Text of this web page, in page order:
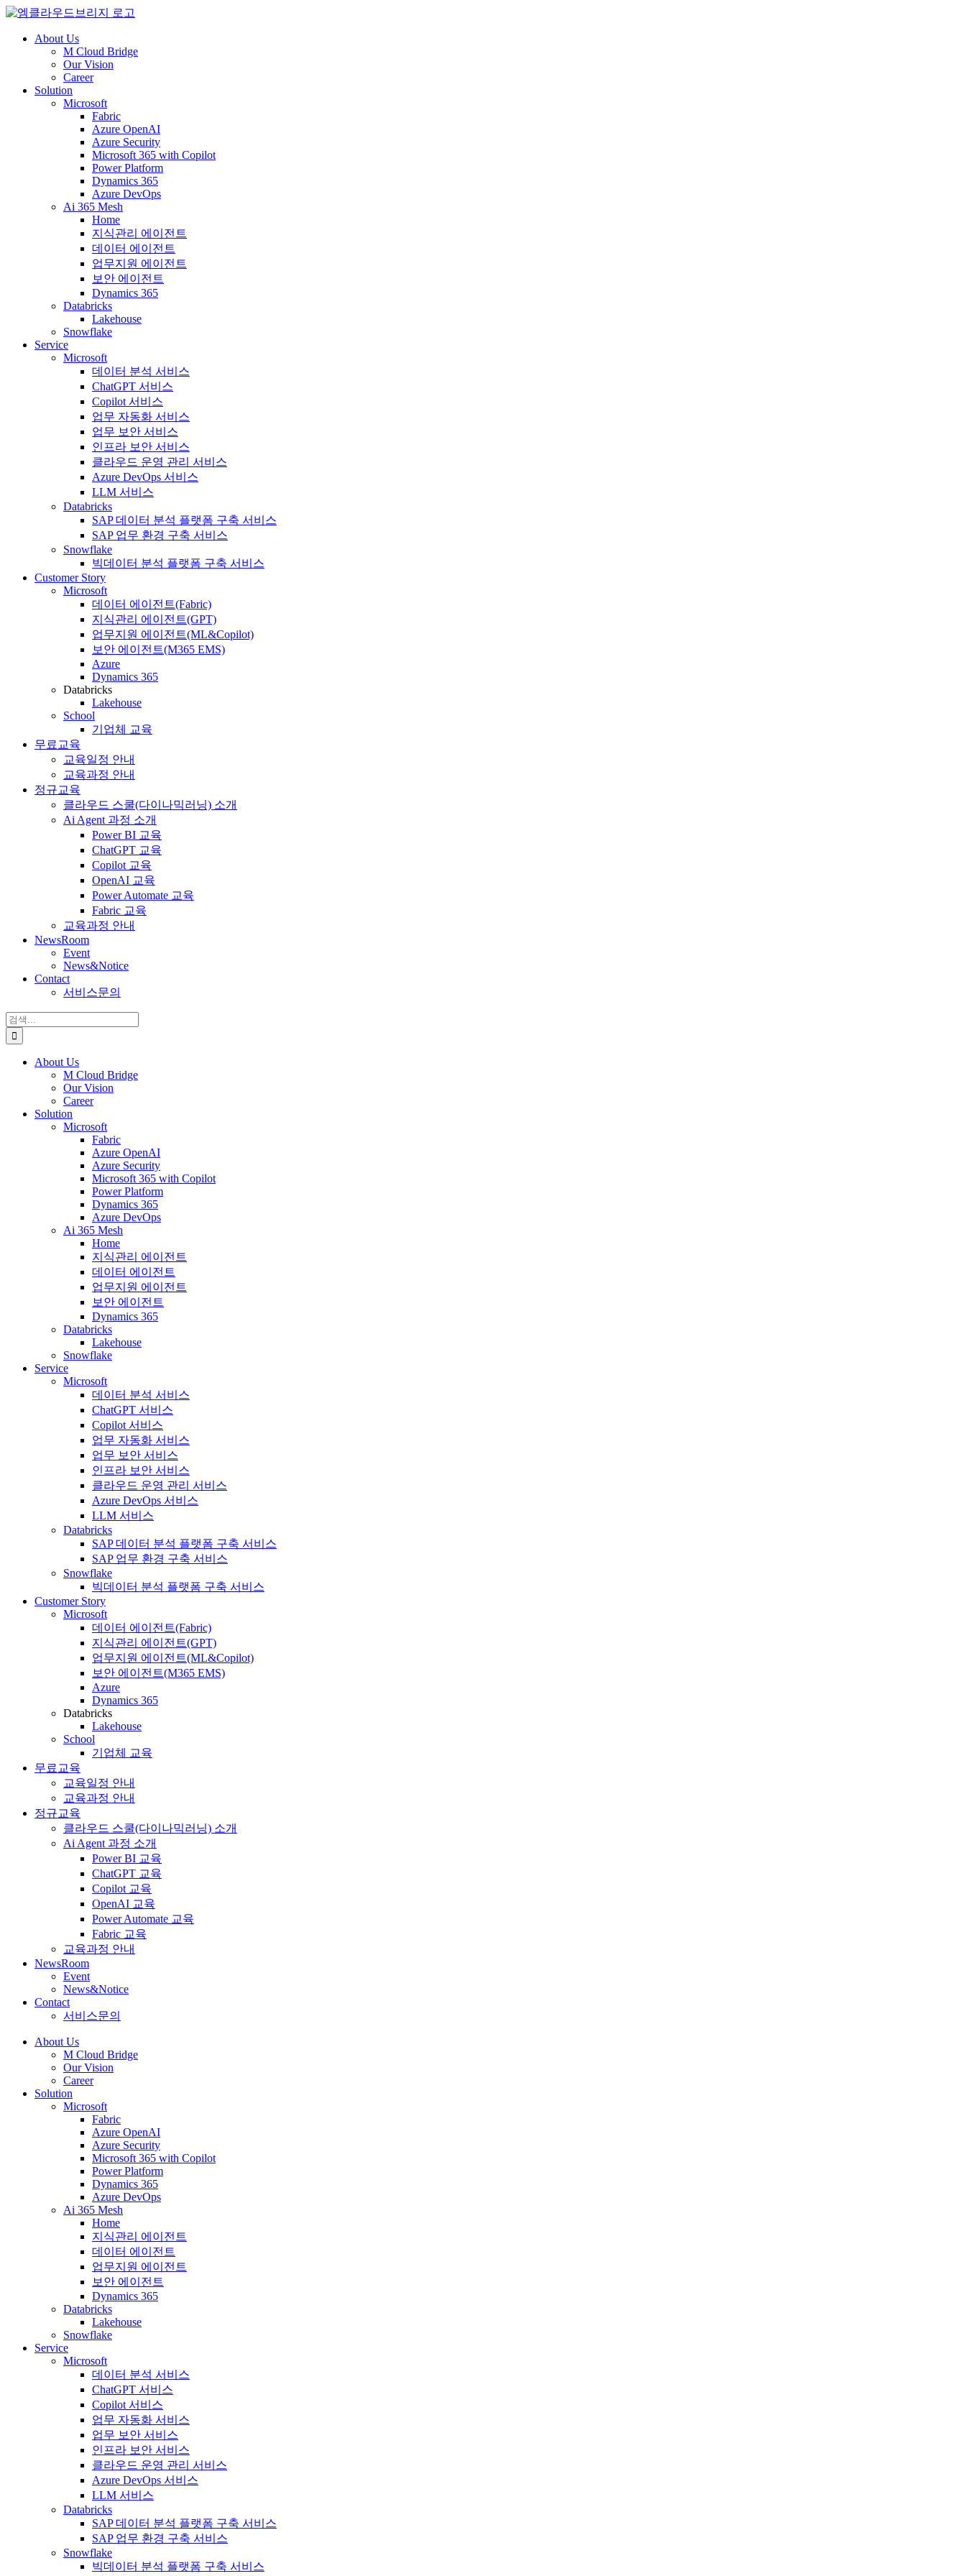
About Us
M Cloud Bridge
Our Vision
Career
Solution
Microsoft
Fabric
Azure OpenAI
Azure Security
Microsoft 365 with Copilot
Power Platform
Dynamics 365
Azure DevOps
Ai 365 Mesh
Home
지식관리 에이전트
데이터 에이전트
업무지원 에이전트
보안 에이전트
Dynamics 365
Databricks
Lakehouse
Snowflake
Service
Microsoft
데이터 분석 서비스
ChatGPT 서비스
Copilot 서비스
업무 자동화 서비스
업무 보안 서비스
인프라 보안 서비스
클라우드 운영 관리 서비스
Azure DevOps 서비스
LLM 서비스
Databricks
SAP 데이터 분석 플랫폼 구축 서비스
SAP 업무 환경 구축 서비스
Snowflake
빅데이터 분석 플랫폼 구축 서비스
Customer Story
Microsoft
데이터 에이전트(Fabric)
지식관리 에이전트(GPT)
업무지원 에이전트(ML&Copilot)
보안 에이전트(M365 EMS)
Azure
Dynamics 365
Databricks
Lakehouse
School
기업체 교육
무료교육
교육일정 안내
교육과정 안내
정규교육
클라우드 스쿨(다이나믹러닝) 소개
Ai Agent 과정 소개
Power BI 교육
ChatGPT 교육
Copilot 교육
OpenAI 교육
Power Automate 교육
Fabric 교육
교육과정 안내
NewsRoom
Event
News&Notice
Contact
서비스문의
검
색:
About Us
M Cloud Bridge
Our Vision
Career
Solution
Microsoft
Fabric
Azure OpenAI
Azure Security
Microsoft 365 with Copilot
Power Platform
Dynamics 365
Azure DevOps
Ai 365 Mesh
Home
지식관리 에이전트
데이터 에이전트
업무지원 에이전트
보안 에이전트
Dynamics 365
Databricks
Lakehouse
Snowflake
Service
Microsoft
데이터 분석 서비스
ChatGPT 서비스
Copilot 서비스
업무 자동화 서비스
업무 보안 서비스
인프라 보안 서비스
클라우드 운영 관리 서비스
Azure DevOps 서비스
LLM 서비스
Databricks
SAP 데이터 분석 플랫폼 구축 서비스
SAP 업무 환경 구축 서비스
Snowflake
빅데이터 분석 플랫폼 구축 서비스
Customer Story
Microsoft
데이터 에이전트(Fabric)
지식관리 에이전트(GPT)
업무지원 에이전트(ML&Copilot)
보안 에이전트(M365 EMS)
Azure
Dynamics 365
Databricks
Lakehouse
School
기업체 교육
무료교육
교육일정 안내
교육과정 안내
정규교육
클라우드 스쿨(다이나믹러닝) 소개
Ai Agent 과정 소개
Power BI 교육
ChatGPT 교육
Copilot 교육
OpenAI 교육
Power Automate 교육
Fabric 교육
교육과정 안내
NewsRoom
Event
News&Notice
Contact
서비스문의
About Us
M Cloud Bridge
Our Vision
Career
Solution
Microsoft
Fabric
Azure OpenAI
Azure Security
Microsoft 365 with Copilot
Power Platform
Dynamics 365
Azure DevOps
Ai 365 Mesh
Home
지식관리 에이전트
데이터 에이전트
업무지원 에이전트
보안 에이전트
Dynamics 365
Databricks
Lakehouse
Snowflake
Service
Microsoft
데이터 분석 서비스
ChatGPT 서비스
Copilot 서비스
업무 자동화 서비스
업무 보안 서비스
인프라 보안 서비스
클라우드 운영 관리 서비스
Azure DevOps 서비스
LLM 서비스
Databricks
SAP 데이터 분석 플랫폼 구축 서비스
SAP 업무 환경 구축 서비스
Snowflake
빅데이터 분석 플랫폼 구축 서비스